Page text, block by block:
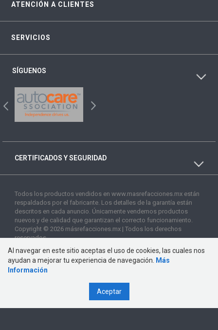
ATENCIÓN A CLIENTES
SERVICIOS
SÍGUENOS
CERTIFICADOS Y SEGURIDAD
Todos los productos vendidos en www.masrefacciones.mx están
respaldados por el fabricante. Los detalles de la garantía están
descritos en cada anuncio. Únicamente vendemos productos
nuevos y de calidad que garantizan el correcto funcionamiento.
Copyright © 2026 másrefacciones.mx | Todos los derechos
reservados
Al navegar en este sitio aceptas el uso de cookies, las cuales nos
ayudan a mejorar tu experiencia de navegación.
Más
Información
Aceptar